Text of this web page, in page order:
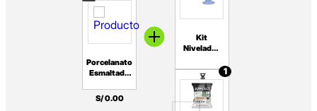
Porcelanato
Esmaltado
Lionel Cerezo
Madera Mate
S/0.00
Kit
Nivelador
1mm 50
unid
Fabreplast
1